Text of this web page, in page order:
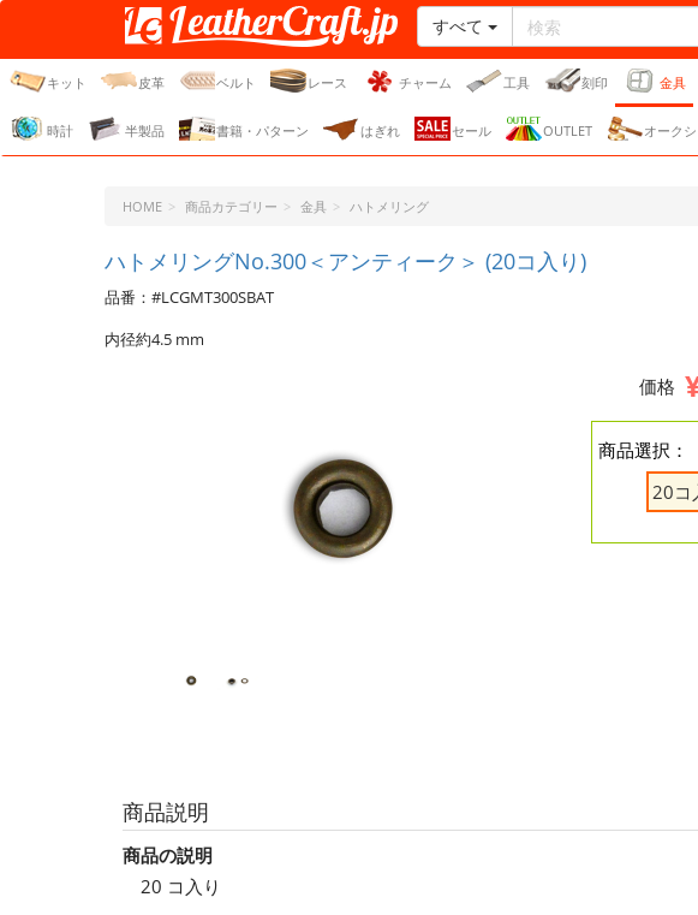
レザークラフト・ドット・
ジェーピー
すべて
キット 皮革 ベルト レース チャーム 工具 刻印 金具
時計 半製品 書籍・パターン はぎれ セール OUTLET オーク
HOME 商品カテゴリー 金具 ハトメリング
ハトメリングNo.300＜アンティーク＞ (20コ入り)
品番：#LCGMT300SBAT
内径約4.5 mm
価格
商品選択：
20コ
商品説明
商品の説明
20 コ入り